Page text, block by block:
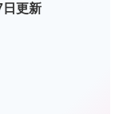
日更新